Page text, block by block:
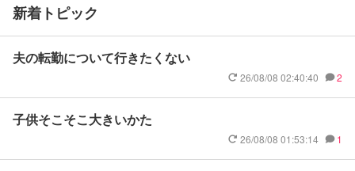
新着トピック
夫の転勤について行きたくない
26/08/08 02:40:40 2
子供そこそこ大きいかた
26/08/08 01:53:14 1